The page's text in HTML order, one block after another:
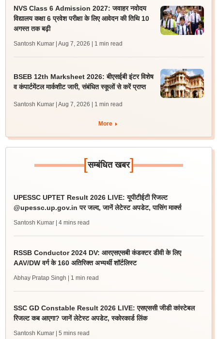
NVS Class 6 Admission 2027: जवाहर नवोदय
विद्यालय कक्षा 6 प्रवेश परीक्षा के लिए आवेदन की तिथि 10
अगस्त तक बढ़ी
Santosh Kumar | Aug 7, 2026 | 1 min read
BSEB 12th Marksheet 2026: बीएसईबी इंटर विशेष
व कंपार्टमेंटल मार्कशीट जारी, संबंधित स्कूलों से करें प्राप्त
Santosh Kumar | Aug 7, 2026 | 1 min read
More
[सम्बंधित खबर]
UPESSC UPTET Result 2026 LIVE: यूपीटीईटी रिजल्ट
@upessc.up.gov.in पर जल्द, जानें लेटेस्ट अपडेट, पासिंग मार्क्स
Santosh Kumar | 4 mins read
RSSB Conductor 2024 DV: आरएसएसबी कंडक्टर डीवी के लिए
AAV/DW वर्ग के 160 अतिरिक्त अभ्यर्थी शॉर्टलिस्ट
Abhay Pratap Singh | 1 min read
SSC GD Constable Result 2026 LIVE: एसएससी जीडी कांस्टेबल
रिजल्ट कब आएगा? जानें लेटेस्ट अपडेट, स्कोरकार्ड लिंक
Santosh Kumar | 5 mins read